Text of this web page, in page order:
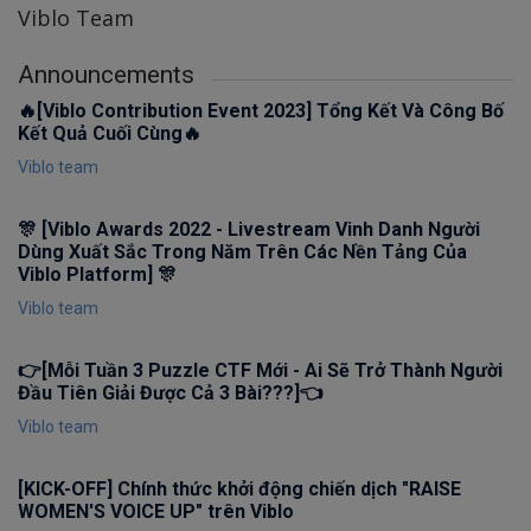
Viblo Team
Announcements
🔥[Viblo Contribution Event 2023] Tổng Kết Và Công Bố
Kết Quả Cuối Cùng🔥
Viblo team
🎊 [Viblo Awards 2022 - Livestream Vinh Danh Người
Dùng Xuất Sắc Trong Năm Trên Các Nền Tảng Của
Viblo Platform] 🎊
Viblo team
👉[Mỗi Tuần 3 Puzzle CTF Mới - Ai Sẽ Trở Thành Người
Đầu Tiên Giải Được Cả 3 Bài???]👈
Viblo team
[KICK-OFF] Chính thức khởi động chiến dịch "RAISE
WOMEN'S VOICE UP" trên Viblo